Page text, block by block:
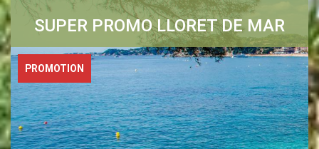
SUPER PROMO LLORET DE MAR
PROMOTION